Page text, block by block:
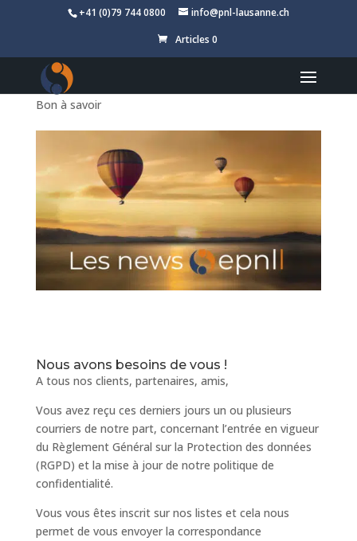
+41 (0)79 744 0800
info@pnl-lausanne.ch
Articles 0
Informations
importantes !
parFred Comte Actualité de l'école,
Bon à savoir
Nous avons besoins de vous !
A tous nos clients, partenaires, amis,
Vous avez reçu ces derniers jours un ou plusieurs
courriers de notre part, concernant l’entrée en vigueur
du Règlement Général sur la Protection des données
(RGPD) et la mise à jour de notre politique de
confidentialité.
Vous vous êtes inscrit sur nos listes et cela nous
permet de vous envoyer la correspondance